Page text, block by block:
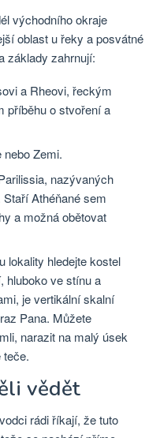
východního okraje
oblast u řeky a posvátné
základy zahrnují:
a Rheovi, řeckým
příběhu o stvoření a
Zemi.
nazývaných
Athéňané sem
a možná obětovat
lokality hledejte kostel
hluboko ve stínu a
je vertikální skalní
Pana. Můžete
narazit na malý úsek
vědět
rádi říkají, že tuto